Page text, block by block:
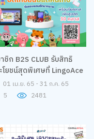
ชิก B2S CLUB รับสิทธิ
โยชน์สุดพิเศษที่ LingoAce
01 เม.ย. 65 - 31 ก.ค. 65
5
2481